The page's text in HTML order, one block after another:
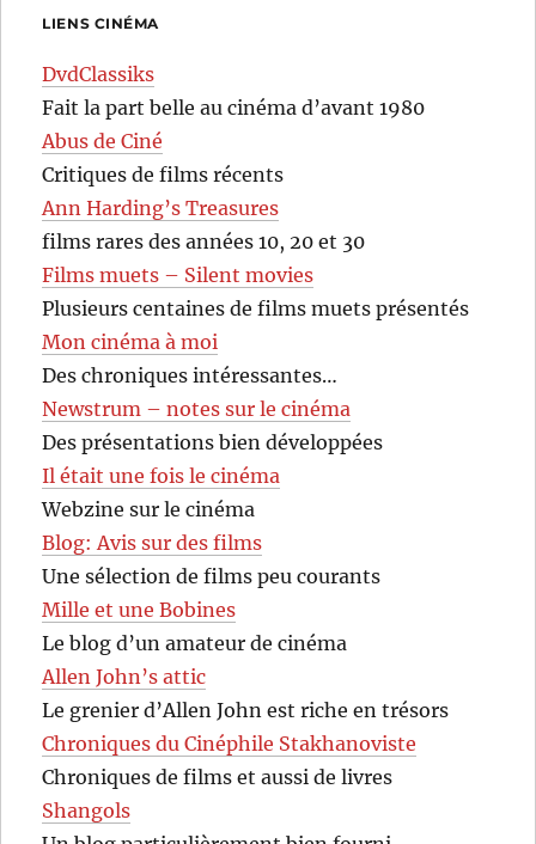
LIENS CINÉMA
DvdClassiks
Fait la part belle au cinéma d’avant 1980
Abus de Ciné
Critiques de films récents
Ann Harding’s Treasures
films rares des années 10, 20 et 30
Films muets – Silent movies
Plusieurs centaines de films muets présentés
Mon cinéma à moi
Des chroniques intéressantes…
Newstrum – notes sur le cinéma
Des présentations bien développées
Il était une fois le cinéma
Webzine sur le cinéma
Blog: Avis sur des films
Une sélection de films peu courants
Mille et une Bobines
Le blog d’un amateur de cinéma
Allen John’s attic
Le grenier d’Allen John est riche en trésors
Chroniques du Cinéphile Stakhanoviste
Chroniques de films et aussi de livres
Shangols